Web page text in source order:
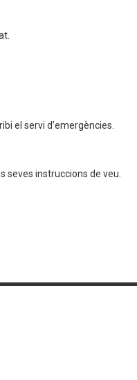
el servi d’emergències.
seves instruccions de veu.